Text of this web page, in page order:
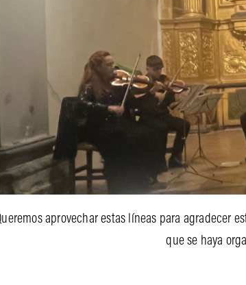
aprovechar estas líneas para agradecer
que se haya